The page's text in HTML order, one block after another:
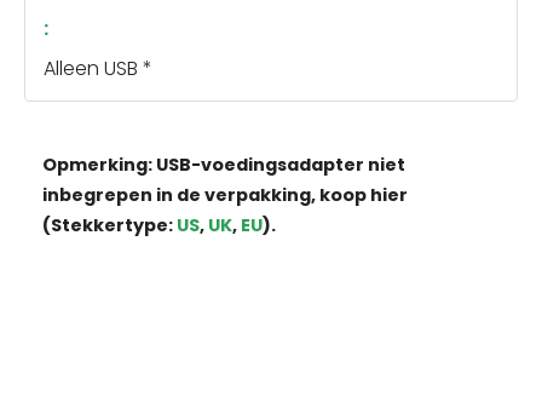
Alleen USB *
Opmerking: USB-voedingsadapter niet
inbegrepen in de verpakking, koop hier
(Stekkertype: US, UK, EU).